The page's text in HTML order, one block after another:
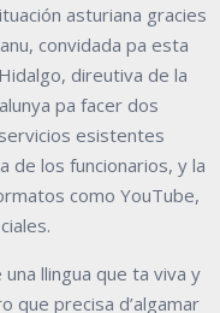
asturiana gracies
convidada pa esta
direutiva de la
pa facer dos
esistentes
de los funcionarios, y la
como YouTube,
una llingua que ta viva y
que precisa d’algamar